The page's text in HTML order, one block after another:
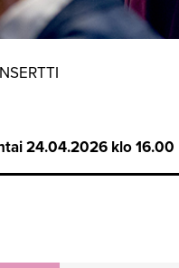
24.04.2026 klo 16.00